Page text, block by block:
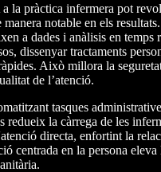
la pràctica infermera pot
manera notable en els
a dades i anàlisis en temps
dissenyar tractaments
Això millora la
de l’atenció.
tasques
redueix la càrrega de les
directa, enfortint la
centrada en la persona